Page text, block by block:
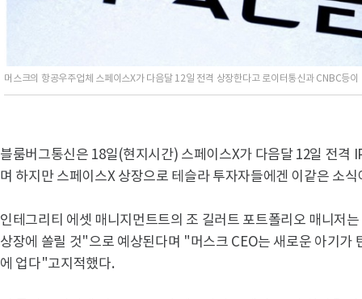
머스크의 항공우주업체 스페이스X가 다음달 12일 전격 상장한다고 로이터통신과 CNBC등
블룸버그통신은 18일(현지시간) 스페이스X가 다음달 12일 전격
며 하지만 스페이스X 상장으로 테슬라 투자자들에겐 이같은 소
인테그리티 에셋 매니지먼트트의 조 길러트 포트폴리오 매니저
상장에 쏠릴 것"으로 예상된다며 "머스크 CEO는 새로운 아기가
에 업다"고지적했다.